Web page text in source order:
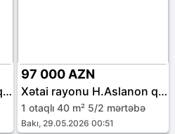
Xətai rayonu H.Aslanon qəs.
97 000 AZN
Xətai rayonu H.Aslanon qəs.
1 otaqlı 40 m² 5/2 mərtəbə
Bakı, 29.05.2026 00:51